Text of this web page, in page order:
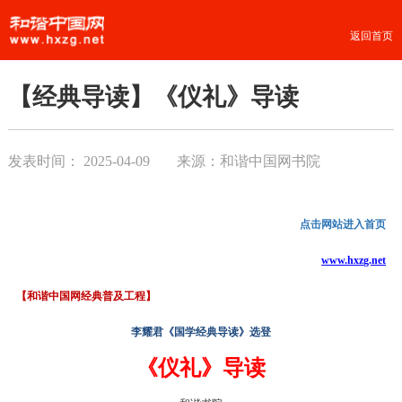
返回首页
【经典导读】《仪礼》导读
发表时间： 2025-04-09 来源：和谐中国网书院
点击网站进入首页
www.hxzg.net
【和谐中国网经典普及工程】
李耀君《国学经典导读》选登
《仪礼》 导读